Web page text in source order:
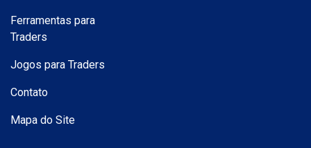
Ferramentas para
Traders
Jogos para Traders
Contato
Mapa do Site